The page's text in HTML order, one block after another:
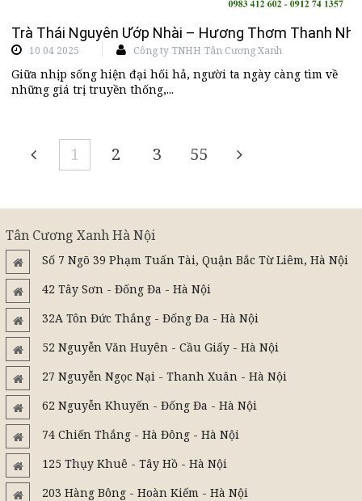
Trà Thái Nguyên Ướp Nhài – Hương Thơm Thanh
10 04 2025 Công ty TNHH Tân Cương Xanh
Giữa nhịp sống hiện đại hối hả, người ta ngày càng tìm về
những giá trị truyền thống,...
1 2 3 55
Tân Cương Xanh Hà Nội
Số 7 Ngõ 39 Phạm Tuấn Tài, Quận Bắc Từ Liêm, Hà Nội
42 Tây Sơn - Đống Đa - Hà Nội
32A Tôn Đức Thắng - Đống Đa - Hà Nội
52 Nguyễn Văn Huyên - Cầu Giấy - Hà Nội
27 Nguyễn Ngọc Nại - Thanh Xuân - Hà Nội
62 Nguyễn Khuyến - Đống Đa - Hà Nội
74 Chiến Thắng - Hà Đông - Hà Nội
125 Thụy Khuê - Tây Hồ - Hà Nội
203 Hàng Bông - Hoàn Kiếm - Hà Nội